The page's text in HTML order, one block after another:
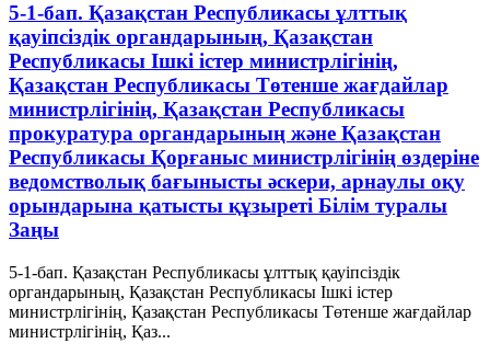
5-1-бап. Қазақстан Республикасы ұлттық
қауіпсіздік органдарының, Қазақстан
Республикасы Ішкі істер министрлігінің,
Қазақстан Республикасы Төтенше жағдайлар
министрлігінің, Қазақстан Республикасы
прокуратура органдарының және Қазақстан
Республикасы Қорғаныс министрлігінің өздеріне
ведомстволық бағынысты әскери, арнаулы оқу
орындарына қатысты құзыреті Білім туралы
Заңы
5-1-бап. Қазақстан Республикасы ұлттық қауіпсіздік
органдарының, Қазақстан Республикасы Ішкі істер
министрлігінің, Қазақстан Республикасы Төтенше жағдайлар
министрлігінің, Қаз...